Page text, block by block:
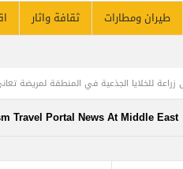
طيران ومطارات ثقافة واثار
زراعة للخلايا الجذعية في المنطقة لمريضة
بنهاية العام لتصل إلى 64.3 مليون مسافر
Travel Portal News At Middle East